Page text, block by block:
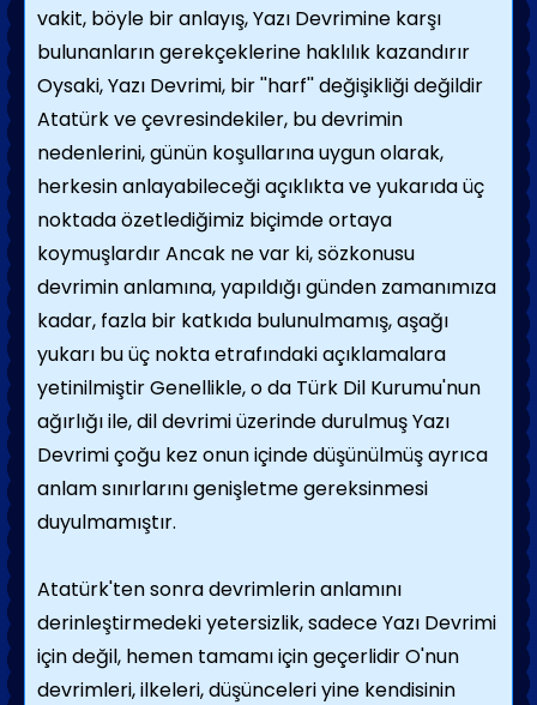
vakit, böyle bir anlayış, Yazı Devrimine karşı
bulunanların gerekçeklerine haklılık kazandırır
Oysaki, Yazı Devrimi, bir ''harf'' değişikliği değildir
Atatürk ve çevresindekiler, bu devrimin
nedenlerini, günün koşullarına uygun olarak,
herkesin anlayabileceği açıklıkta ve yukarıda üç
noktada özetlediğimiz biçimde ortaya
koymuşlardır Ancak ne var ki, sözkonusu
devrimin anlamına, yapıldığı günden zamanımıza
kadar, fazla bir katkıda bulunulmamış, aşağı
yukarı bu üç nokta etrafındaki açıklamalara
yetinilmiştir Genellikle, o da Türk Dil Kurumu'nun
ağırlığı ile, dil devrimi üzerinde durulmuş Yazı
Devrimi çoğu kez onun içinde düşünülmüş ayrıca
anlam sınırlarını genişletme gereksinmesi
duyulmamıştır.
Atatürk'ten sonra devrimlerin anlamını
derinleştirmedeki yetersizlik, sadece Yazı Devrimi
için değil, hemen tamamı için geçerlidir O'nun
devrimleri, ilkeleri, düşünceleri yine kendisinin